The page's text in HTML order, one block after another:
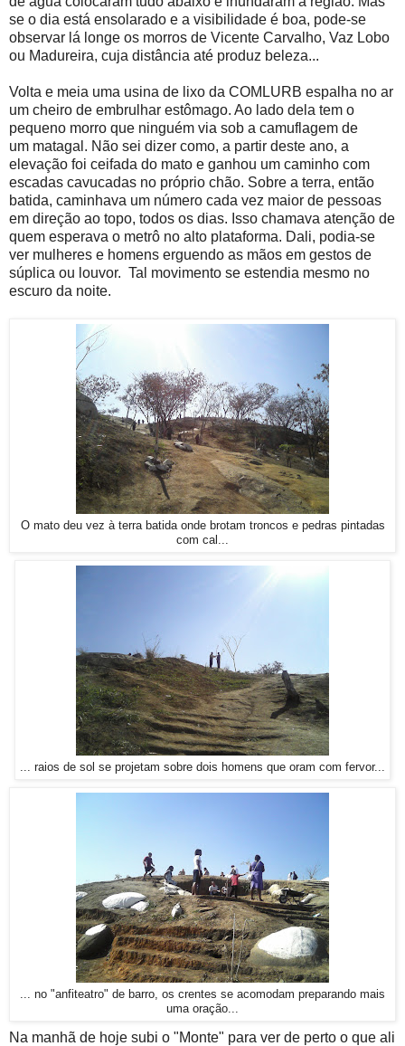
se o dia está ensolarado e a visibilidade é boa, pode-se
observar lá longe os morros de Vicente Carvalho, Vaz Lobo
ou Madureira, cuja distância até produz beleza...
Volta e meia uma usina de lixo da COMLURB espalha no ar
um cheiro de embrulhar estômago. Ao lado dela tem o
pequeno morro que ninguém via sob a camuflagem de
um matagal. Não sei dizer como, a partir deste ano, a
elevação foi ceifada do mato e ganhou um caminho com
escadas cavucadas no próprio chão. Sobre a terra, então
batida, caminhava um número cada vez maior de pessoas
em direção ao topo, todos os dias. Isso chamava atenção de
quem esperava o metrô no alto plataforma. Dali, podia-se
ver mulheres e homens erguendo as mãos em gestos de
súplica ou louvor. Tal movimento se estendia mesmo no
escuro da noite.
O mato deu vez à terra batida onde brotam troncos e pedras pintadas
com cal...
... raios de sol se projetam sobre dois homens que oram com fervor...
... no "anfiteatro" de barro, os crentes se acomodam preparando mais
uma oração...
Na manhã de hoje subi o "Monte" para ver de perto o que ali